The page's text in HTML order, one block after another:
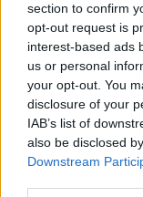
section to confirm
opt-out request is
interest-based ads
us or personal
your opt-out. You
disclosure of your
IAB’s list of
also be disclosed
Downstream
Χώρος: Μύλος,
Ημερομηνία